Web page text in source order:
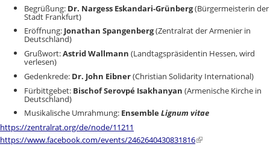
Begrüßung: Dr. Nargess Eskandari-Grünberg(Bürgermeisterin der
Stadt Frankfurt)
Eröffnung: Jonathan Spangenberg(Zentralrat der Armenier in
Deutschland)
Grußwort:Astrid Wallmann (Landtagspräsidentin Hessen, wird
verlesen)
Gedenkrede: Dr. John Eibner(Christian Solidarity International)
Fürbittgebet: Bischof Serovpé Isakhanyan (Armenische Kirche in
Deutschland)
Musikalische Umrahmung: EnsembleLignum vitae
https://zentralrat.org/de/node/11211
https://www.facebook.com/events/2462640430831816